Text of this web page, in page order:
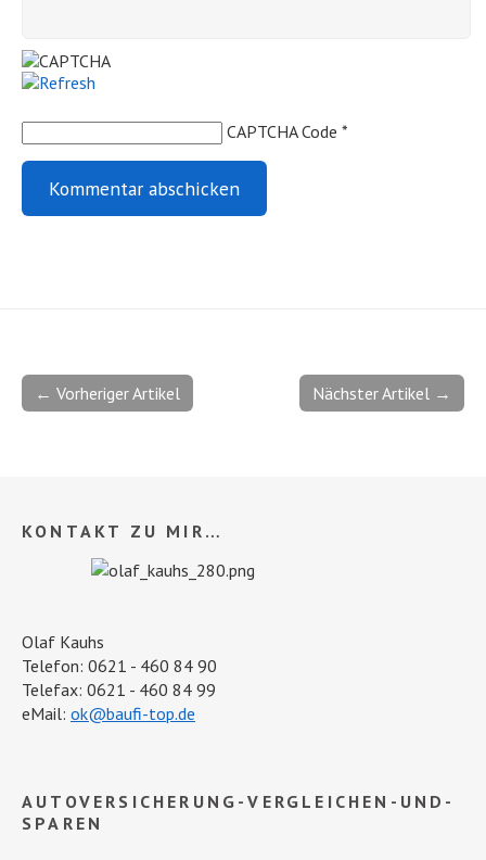
CAPTCHA Code *
Nächster Artikel →
← Vorheriger Artikel
KONTAKT ZU MIR…
Olaf Kauhs
Telefon: 0621 - 460 84 90
Telefax: 0621 - 460 84 99
eMail: ok@baufi-top.de
AUTOVERSICHERUNG-VERGLEICHEN-UND-
SPAREN